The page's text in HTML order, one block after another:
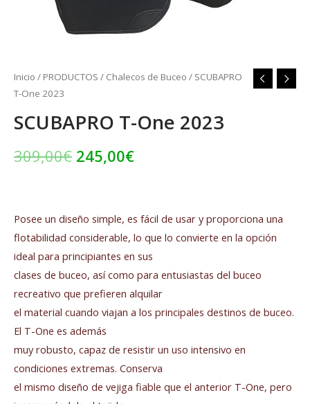
Inicio / PRODUCTOS / Chalecos de Buceo / SCUBAPRO
T-One 2023
SCUBAPRO T-One 2023
309,00€ 245,00€
Posee un diseño simple, es fácil de usar y proporciona una
flotabilidad considerable, lo que lo convierte en la opción
ideal para principiantes en sus
clases de buceo, así como para entusiastas del buceo
recreativo que prefieren alquilar
el material cuando viajan a los principales destinos de buceo.
El T-One es además
muy robusto, capaz de resistir un uso intensivo en
condiciones extremas. Conserva
el mismo diseño de vejiga fiable que el anterior T-One, pero